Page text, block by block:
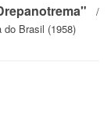
/
do Brasil (1958)